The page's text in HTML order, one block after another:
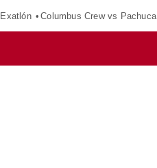
Exatlón Columbus Crew vs Pachuca